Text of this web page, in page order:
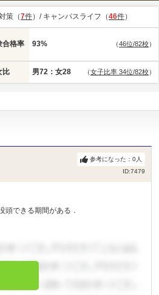
策（7件）/ キャンパスライフ（46件）
合格率 93% （46位/82校）
比 男72：女28 （女子比率 34位/82校）
ID:7479
参考になった： 0人
頭できる期間がある．